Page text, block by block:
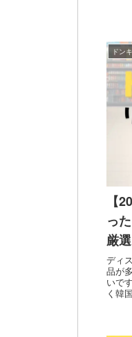
ドン
【
っ
厳選
ディ
品が
いで
く韓